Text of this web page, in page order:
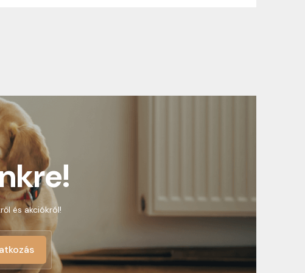
és akciókról!